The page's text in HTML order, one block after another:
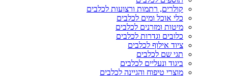
קולרים, רתמות ורצועות לכלבים
כלי אוכל ומים לכלבים
מיטות ומזרנים לכלבים
כלובים וגדרות לכלבים
ציוד אילוף לכלבים
תגי שם לכלבים
ביגוד ונעליים לכלבים
מוצרי טיפוח והגיינה לכלבים